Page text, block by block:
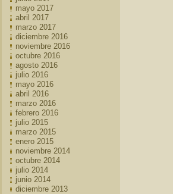
mayo 2017
abril 2017
marzo 2017
diciembre 2016
noviembre 2016
octubre 2016
agosto 2016
julio 2016
mayo 2016
abril 2016
marzo 2016
febrero 2016
julio 2015
marzo 2015
enero 2015
noviembre 2014
octubre 2014
julio 2014
junio 2014
diciembre 2013